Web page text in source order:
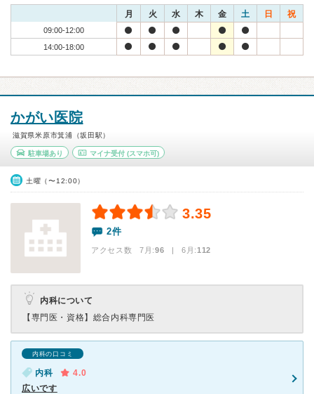
月 火 水 木 金 土 日 祝
09:00-12:00
14:00-18:00
かがい医院
滋賀県米原市箕浦（坂田駅）
駐車場あり マイナ受付(スマホ可)
土曜（〜12:00）
3.35
2件
アクセス数 7月:96 | 6月:112
内科について
【専門医・資格】 総合内科専門医
内科の口コミ
内科
4.0
広いです